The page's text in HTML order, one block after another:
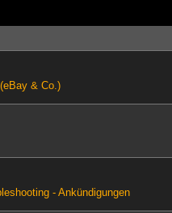
& Co.)
- Ankündigungen